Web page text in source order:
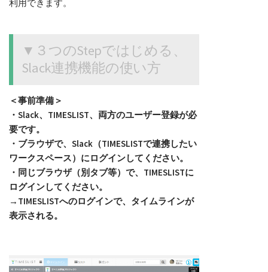
利用できます。
▼３つのStepではじめる、
Slack連携機能の使い方
＜事前準備＞
・Slack、TIMESLIST、両方のユーザー登録が必
要です。
・ブラウザで、Slack（TIMESLISTで連携したい
ワークスペース）にログインしてください。
・同じブラウザ（別タブ等）で、TIMESLISTに
ログインしてください。
→TIMESLISTへのログインで、タイムラインが
表示される。